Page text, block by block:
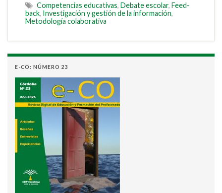
Competencias educativas, Debate escolar, Feed-
back, Investigación y gestión de la información,
Metodología colaborativa
E-CO: NÚMERO 23